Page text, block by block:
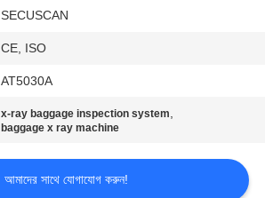
SECUSCAN
CE, ISO
AT5030A
x-ray baggage inspection system,
baggage x ray machine
আমাদের সাথে যোগাযোগ করুন!